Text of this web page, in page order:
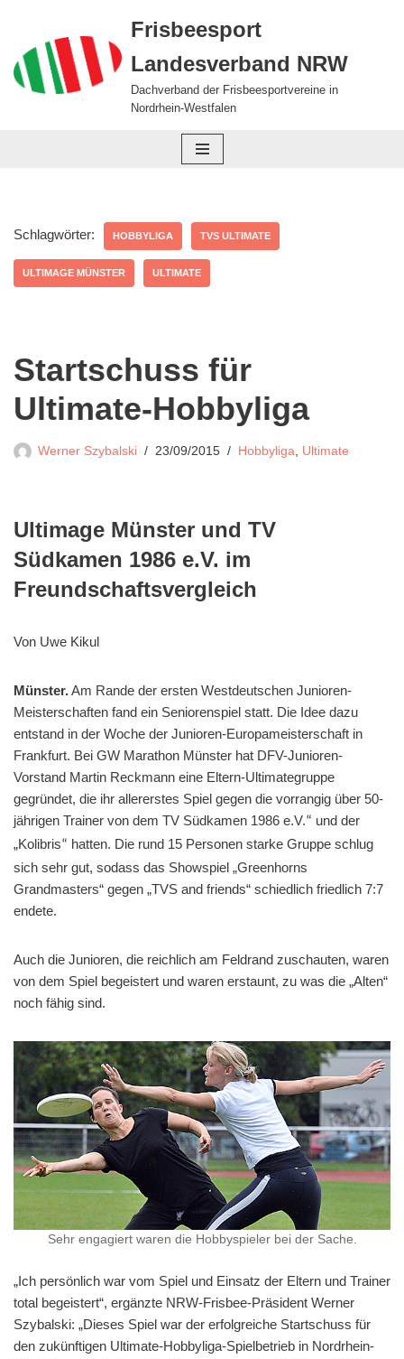
Zum
Inhalt
springen
Frisbeesport
Landesverband NRW
Dachverband der Frisbeesportvereine in
Nordrhein-Westfalen
Schlagwörter: HOBBYLIGA TVS ULTIMATE
ULTIMAGE MÜNSTER ULTIMATE
Startschuss für
Ultimate-Hobbyliga
Werner Szybalski 23/09/2015 Hobbyliga, Ultimate
Ultimage Münster und TV
Südkamen 1986 e.V. im
Freundschaftsvergleich
Von Uwe Kikul
Münster.Am Rande der ersten Westdeutschen Junioren-
Meisterschaften fand ein Seniorenspiel statt. Die Idee dazu
entstand in der Woche der Junioren-Europameisterschaft in
Frankfurt. Bei GW Marathon Münster hat DFV-Junioren-
Vorstand Martin Reckmann eine Eltern-Ultimategruppe
gegründet, die ihr allererstes Spiel gegen die vorrangig über 50-
jährigen Trainer von dem TV Südkamen 1986 e.V.“ und der
„Kolibris“ hatten. Die rund 15 Personen starke Gruppe schlug
sich sehr gut, sodass das Showspiel „Greenhorns
Grandmasters“ gegen „TVS and friends“ schiedlich friedlich 7:7
endete.
Auch die Junioren, die reichlich am Feldrand zuschauten, waren
von dem Spiel begeistert und waren erstaunt, zu was die „Alten“
noch fähig sind.
Sehr engagiert waren die Hobbyspieler bei der Sache.
„Ich persönlich war vom Spiel und Einsatz der Eltern und Trainer
total begeistert“, ergänzte NRW-Frisbee-Präsident Werner
Szybalski: „Dieses Spiel war der erfolgreiche Startschuss für
den zukünftigen Ultimate-Hobbyliga-Spielbetrieb in Nordrhein-